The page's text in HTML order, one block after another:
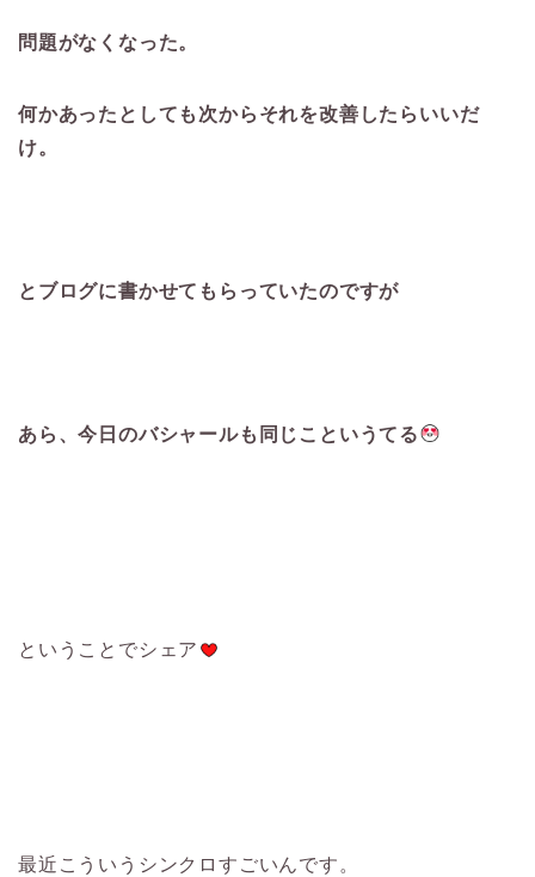
問題がなくなった。
何かあったとしても次からそれを改善したらいいだ
け。
とブログに書かせてもらっていたのですが
あら、今日のバシャールも同じこというてる
ということでシェア
最近こういうシンクロすごいんです。